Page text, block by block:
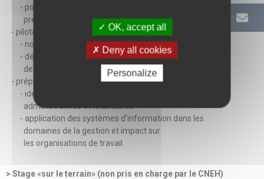
- politique de recrutement et de gestion
prévisionnelle des métiers
- pilotage économique et logistique
- normes de qualité
- développement durable à l’hôpital, visite
de services dans un établissement
- préparation du stage en immersion
- identification des procédures de gestion
administratives et financières
- application des systèmes d’information dans les
domaines de la gestion et impact sur
les organisations de travail
> Stage «sur le terrain» (non pris en charge par le CNEH)
OK, accept all
Deny all cookies
Personalize